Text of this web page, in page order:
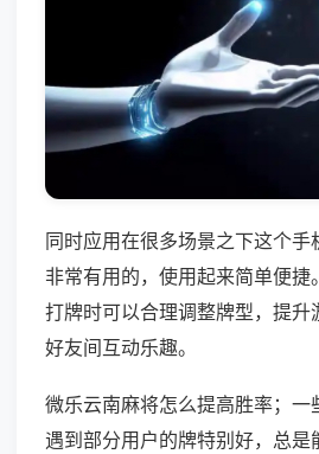
同时应用在很多场景之下这个手
非常有用的，使用起来简单便捷
打牌时可以合理调整牌型，提升
好友间互动乐趣。
微乐云南麻将怎么提高胜率；一
遇到部分用户的牌特别好，总是